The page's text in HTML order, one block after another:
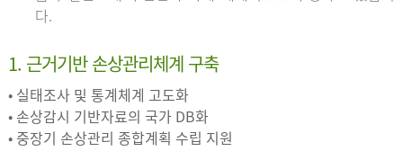
다.
1. 근거기반 손상관리체계 구축
• 실태조사 및 통계체계 고도화
• 손상감시 기반자료의 국가 DB화
• 중장기 손상관리 종합계획 수립 지원